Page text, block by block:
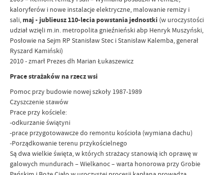
kaloryferów i nowe instalacje elektryczne, malowanie remizy i
sali, maj - jublieusz 110-lecia powstania jednostki (w uroczystości
udział wzięli m.in. metropolita gnieźnieński abp Henryk Muszyński,
Posłowie na Sejm RP Stanisław Stec i Stanisław Kalemba, generał
Ryszard Kamiński)
2010 - zmarł Prezes dh Marian Łukaszewicz
Prace strażaków na rzecz wsi
Pomoc przy budowie nowej szkoły 1987-1989
Czyszczenie stawów
Prace przy kościele:
-odkurzanie świątyni
-prace przygotowawcze do remontu kościoła (wymiana dachu)
-Porządkowanie terenu przykościelnego
Są dwa wielkie święta, w których strażacy stanowią ich oprawę w
galowych mundurach – Wielkanoc – warta honorowa przy Grobie